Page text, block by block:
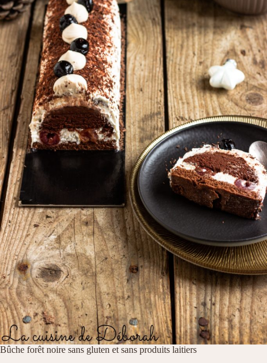
Bûche forêt noire sans gluten et sans produits laitiers